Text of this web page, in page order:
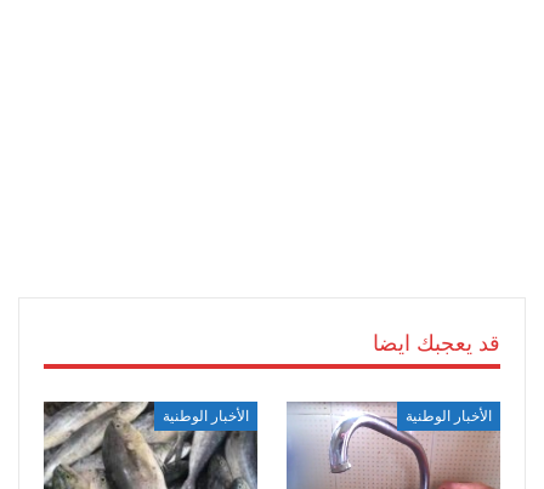
قد يعجبك ايضا
الأخبار الوطنية الأخبار الوطنية